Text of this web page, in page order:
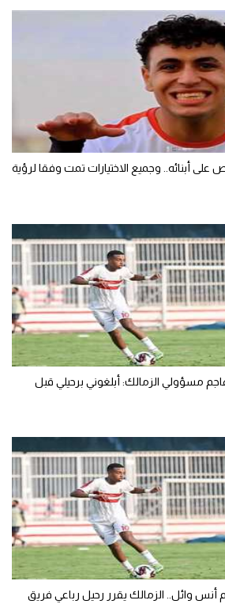
أبنائه.. وجميع الاختيارات تمت وفقا لرؤية
يهاجم مسؤولي الزمالك: أبلغوني برحيلي قبل
وائل.. الزمالك يقرر رحيل رباعي فريق